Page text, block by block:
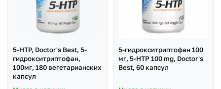
5-HTP, Doctor's Best, 5-
гидрокситриптофан,
100мг, 180 вегетарианских
капсул
5-гидрокситриптофан 100
мг, 5-HTP 100 mg, Doctor's
Best, 60 капсул